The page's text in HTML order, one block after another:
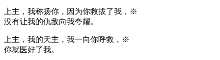
上主，我称扬你，因为你救拔了我，※
没有让我的仇敌向我夸耀。
上主，我的天主，我一向你呼救，※
你就医好了我。